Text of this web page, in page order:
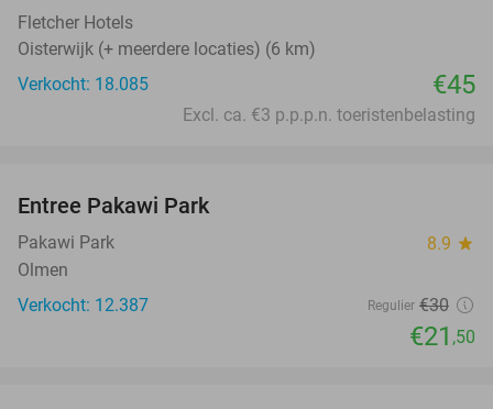
Fletcher Hotels
Oisterwijk (+ meerdere locaties) (6 km)
Verkocht: 18.085
€45
Excl. ca. €3 p.p.p.n. toeristenbelasting
Entree Pakawi Park
Pakawi Park 8.9 star
Olmen
Verkocht: 12.387
Regulier €30
€21 ,50